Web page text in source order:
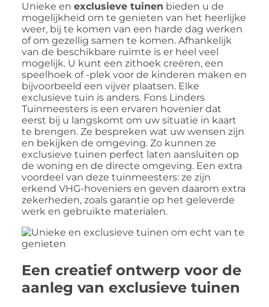
Unieke en exclusieve tuinen bieden u de
mogelijkheid om te genieten van het heerlijke
weer, bij te komen van een harde dag werken
of om gezellig samen te komen. Afhankelijk
van de beschikbare ruimte is er heel veel
mogelijk. U kunt een zithoek creëren, een
speelhoek of -plek voor de kinderen maken en
bijvoorbeeld een vijver plaatsen. Elke
exclusieve tuin is anders. Fons Linders
Tuinmeesters is een ervaren hovenier dat
eerst bij u langskomt om uw situatie in kaart
te brengen. Ze bespreken wat uw wensen zijn
en bekijken de omgeving. Zo kunnen ze
exclusieve tuinen perfect laten aansluiten op
de woning en de directe omgeving. Een extra
voordeel van deze tuinmeesters: ze zijn
erkend VHG-hoveniers en geven daarom extra
zekerheden, zoals garantie op het geleverde
werk en gebruikte materialen.
Een creatief ontwerp voor de
aanleg van exclusieve tuinen